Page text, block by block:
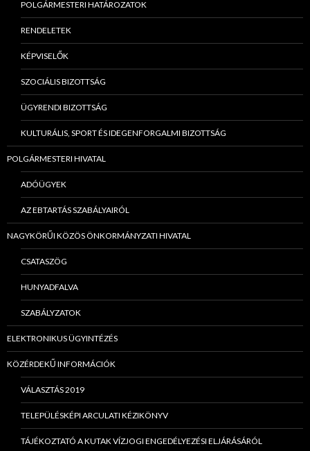
POLGÁRMESTERI HATÁROZATOK
RENDELETEK
KÉPVISELŐK
SZOCIÁLIS BIZOTTSÁG
ÜGYRENDI BIZOTTSÁG
KULTURÁLIS, SPORT ÉS IDEGENFORGALMI BIZOTTSÁG
POLGÁRMESTERI HIVATAL
ADÓÜGYEK
AZ EBTARTÁS SZABÁLYAIRÓL
NAGYKÖRŰI KÖZÖS ÖNKORMÁNYZATI HIVATAL
CSATASZÖG
HUNYADFALVA
SZABÁLYZATOK
ELEKTRONIKUS ÜGYINTÉZÉS
KÖZÉRDEKŰ INFORMÁCIÓK
VÁLASZTÁS 2019
TELEPÜLÉSKÉPI ARCULATI KÉZIKÖNYV
TÁJÉKOZTATÓ A KUTAK VÍZJOGI ENGEDÉLYEZÉSI ELJÁRÁSÁRÓL